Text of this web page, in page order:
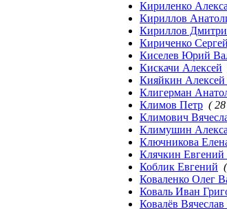
Кириленко
Кириллов
Кириллов
Кириченко Сергей
Киселев Юрий
Кискачи Алексей
Кияйкин Алексей
Клигерман
Климов Петр (
Климович
Климушин
Ключникова
Клячкин Евгений
Коблик Евгений
Коваленко Олег
Коваль Иван
Ковалёв